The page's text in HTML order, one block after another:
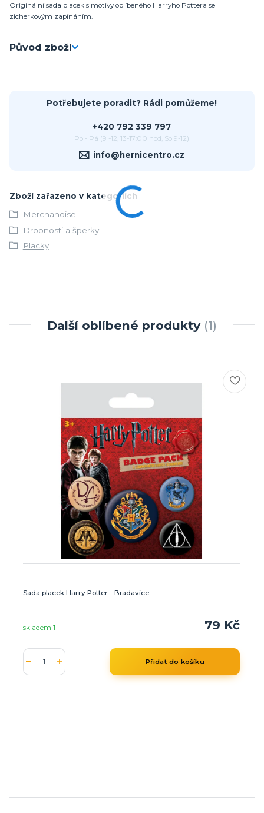
Originální sada placek s motivy oblíbeného Harryho Pottera se
zicherkovým zapínáním.
Původ zboží
Potřebujete poradit? Rádi pomůžeme!
+420 792 339 797
Po - Pá (9 -12, 13-17:00 hod, So 9-12)
info@hernicentro.cz
Zboží zařazeno v kategoriích
Merchandise
Drobnosti a šperky
Placky
Další oblíbené produkty 1
Sada placek Harry Potter - Bradavice
79 Kč
skladem 1
Přidat do košíku